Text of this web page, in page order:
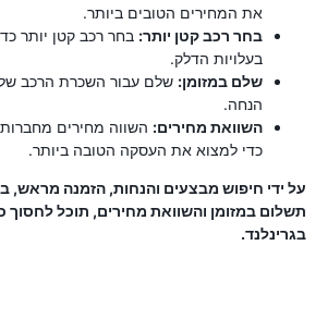
את המחירים הטובים ביותר.
בחר רכב קטן יותר: בחר רכב קטן יותר
בעלויות הדלק.
שלם במזומן: שלם עבור השכרת הרכב
הנחה.
השוואת מחירים: השווה מחירים
כדי למצוא את העסקה הטובה ביותר.
על ידי חיפוש מבצעים והנחות, הזמנה מראש,
תשלום במזומן והשוואת מחירים, תוכל
בגרינלנד.